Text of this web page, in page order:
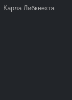
Карла Либкнехта